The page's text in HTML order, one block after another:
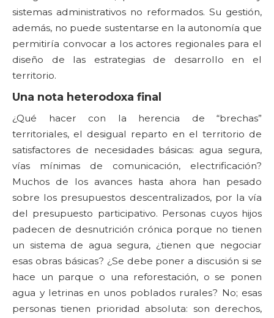
sistemas administrativos no reformados. Su gestión,
además, no puede sustentarse en la autonomía que
permitiría convocar a los actores regionales para el
diseño de las estrategias de desarrollo en el
territorio.
Una nota heterodoxa final
¿Qué hacer con la herencia de “brechas”
territoriales, el desigual reparto en el territorio de
satisfactores de necesidades básicas: agua segura,
vías mínimas de comunicación, electrificación?
Muchos de los avances hasta ahora han pesado
sobre los presupuestos descentralizados, por la vía
del presupuesto participativo. Personas cuyos hijos
padecen de desnutrición crónica porque no tienen
un sistema de agua segura, ¿tienen que negociar
esas obras básicas? ¿Se debe poner a discusión si se
hace un parque o una reforestación, o se ponen
agua y letrinas en unos poblados rurales? No; esas
personas tienen prioridad absoluta: son derechos,